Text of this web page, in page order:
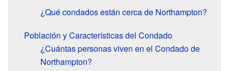
¿Qué condados están cerca de Northampton?
Población y Características del Condado
¿Cuántas personas viven en el Condado de
Northampton?